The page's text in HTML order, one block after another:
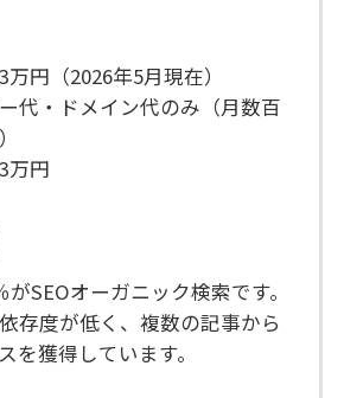
万円（2026年5月現在）
代・ドメイン代のみ（月数百
万円
SEOオーガニック検索です。
存度が低く、複数の記事から
を獲得しています。